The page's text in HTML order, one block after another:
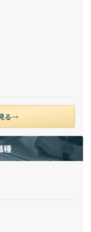
る
種